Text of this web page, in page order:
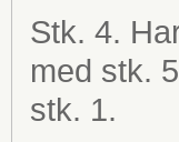
Stk. 4.
med stk.
stk. 1.